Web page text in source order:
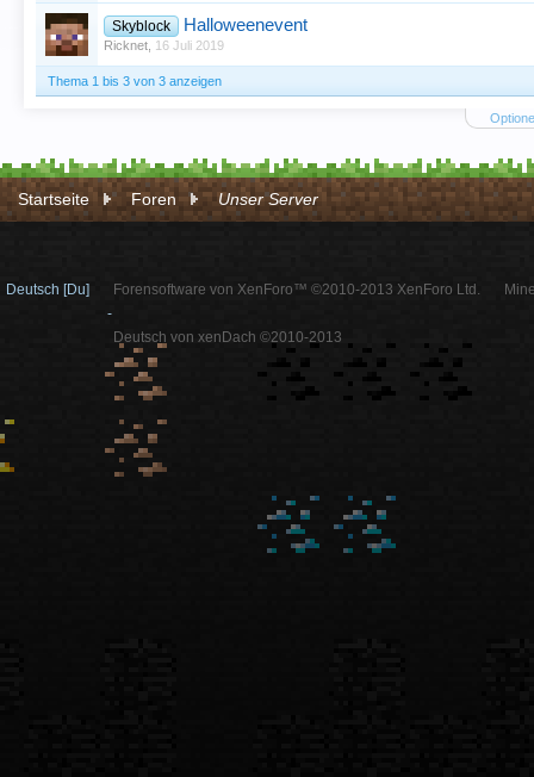
Skyblock Halloweenevent
Ricknet 16 Juli 2019
Thema 1 bis 3 von 3 anzeigen
Startseite Foren Unser Server
Deutsch [Du]
Forensoftware von XenForo™ ©2010-2013 XenForo Ltd.
-
Deutsch von xenDach ©2010-2013